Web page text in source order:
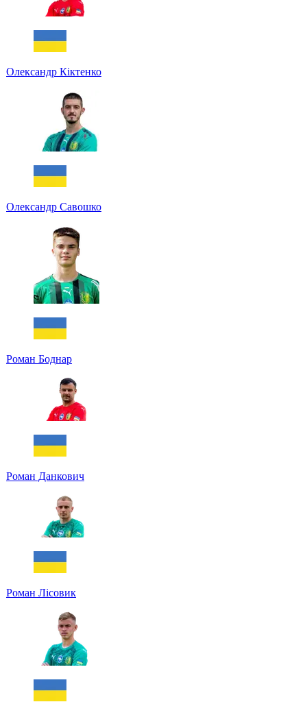
Олександр Кіктенко
Олександр Савошко
Роман Боднар
Роман Данкович
Роман Лісовик